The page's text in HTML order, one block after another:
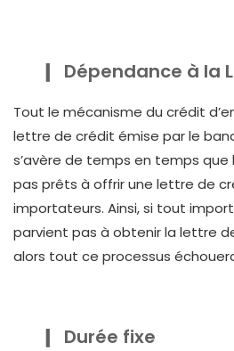
Dépendance à la
Tout le mécanisme du crédit
lettre de crédit émise par le
s’avère de temps en temps que
pas prêts à offrir une lettre de
importateurs. Ainsi, si tout
parvient pas à obtenir la lettre
alors tout ce processus
Durée fixe